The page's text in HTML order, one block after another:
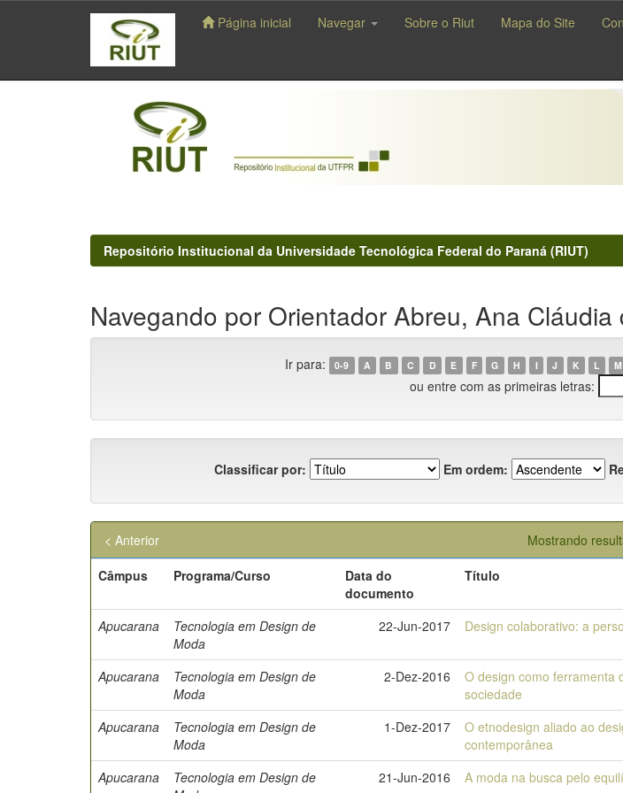
navigation
Página inicial Navegar Sobre o Riut Mapa do Site
Repositório Institucional da Universidade Tecnológica Federal do Paraná (RIUT)
Navegando por Orientador Abreu, Ana Cláudia
Ir para: 0-9 A B C D E F G H I J K L M
ou entre com as primeiras letras:
Classificar por: Em ordem:
Mostrando
< Anterior
Câmpus
Programa/Curso
Data do
documento
Título
Apucarana
Tecnologia em Design de
Moda
22-Jun-2017 Design colaborativo: a
Apucarana
Tecnologia em Design de
Moda
2-Dez-2016
O design como ferramenta
sociedade
Apucarana
Tecnologia em Design de
Moda
1-Dez-2017
O etnodesign aliado ao
contemporânea
Apucarana
Tecnologia em Design de
21-Jun-2016 A moda na busca pelo